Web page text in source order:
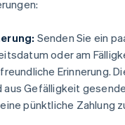
Senden Sie ein
oder am
Erinnerung.
aus Gefälligkeit
pünktliche Zahlung